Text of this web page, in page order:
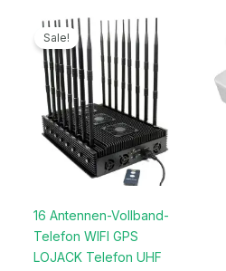
Sale!
16 Antennen-Vollband-
Telefon WIFI GPS
LOJACK Telefon UHF
Ursprünglicher
Preis
war:
3.399,00€
Aktueller
Preis
ist:
1.669,99€.